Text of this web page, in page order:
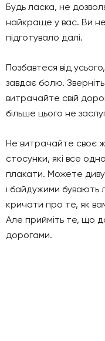
Будь ласка, не
найкраще у вас. Ви
підготувало далі.
Позбавтеся від
завдає болю.
витрачайте свій
більше цього не
Не витрачайте своє
стосунки, які все
плакати. Можете
і байдужими
кричати про те, як
Але прийміть те, що
дорогами.